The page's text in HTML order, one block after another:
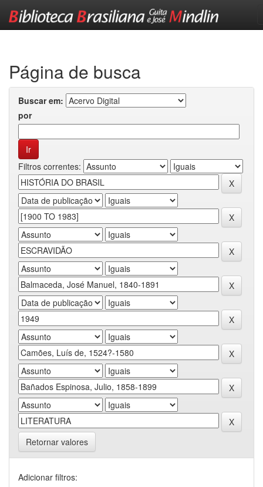
Página de busca
Buscar em:
por
Filtros correntes:
Retornar valores
Adicionar filtros: